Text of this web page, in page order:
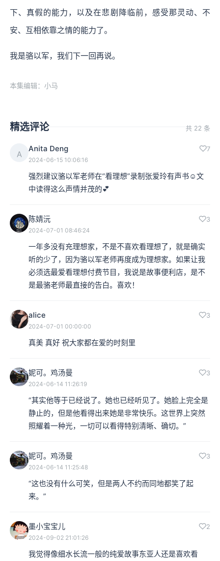
下、真假的能力，以及在悲剧降临前，感受那灵动、不
安、互相依靠之情的能力了。
我是骆以军，我们下一回再说。
本集编辑：小马
精选评论 共 22 条
A
Anita Deng 7
2024-06-15 10:06:16
强烈建议骆以军老师在“看理想”录制张爱玲有声书☺️文
中读得这么声情并茂的💕
陈婧沅 3
2024-07-01 08:46:24
一年多没有充理想家，不是不喜欢看理想了，就是确实
听的少了，因为骆以军老师再度成为理想家。如果让我
必须选最爱看理想付费节目，我说是故事便利店，是不
是最骆老师最直接的告白。喜欢！
alice 3
2024-07-01 00:00:00
真美 真好 祝大家都在爱的时刻里
妮可。鸡汤曼 3
2024-06-14 11:26:19
“其实他等于已经说了。她也已经听见了。她脸上完全是
静止的，但是他看得出来她是非常快乐。这世界上突然
照耀着一种光，一切可以看得特别清晰、确切。”
妮可。鸡汤曼 3
2024-06-14 11:25:48
“这也没有什么可笑，但是两人不约而同地都笑了起
来。”
墨小宝宝儿 2
2024-09-02 21:01:26
我觉得像细水长流一般的纯爱故事东亚人还是喜欢看